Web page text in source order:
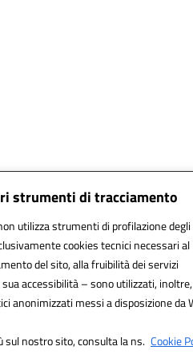
strumenti di tracciamento
utilizza strumenti di profilazione
cookies tecnici necessari al
del sito, alla fruibilità dei servizi
accessibilità – sono utilizzati, inoltre,
anonimizzati messi a disposizione da
sul nostro sito, consulta la ns. Cookie